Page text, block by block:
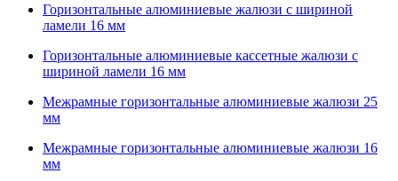
Горизонтальные алюминиевые жалюзи с шириной
ламели 16 мм
Горизонтальные алюминиевые кассетные жалюзи с
шириной ламели 16 мм
Межрамные горизонтальные алюминиевые жалюзи 25
мм
Межрамные горизонтальные алюминиевые жалюзи 16
мм